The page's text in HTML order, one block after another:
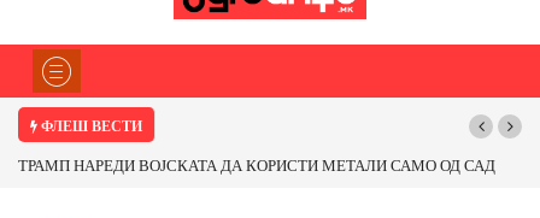
ФЛЕШ ВЕСТИ
ТРАМП НАРЕДИ ВОЈСКАТА ДА КОРИСТИ МЕТАЛИ САМО ОД САД